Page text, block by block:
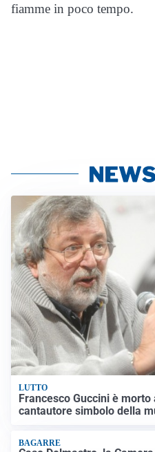
fiamme in poco tempo.
LUTTO
Francesco Guccini è
cantautore simbolo della
BAGARRE